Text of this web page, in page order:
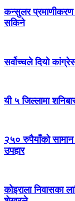
कन्सुलर
सकिने
सर्वोच्चले दियो
यी ५ जिल्लामा
२५० रुपैयाँको
उपहार
कोइराला निवासका